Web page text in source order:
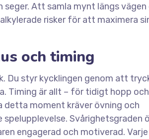
Att samla mynt längs vägen
risker för att maximera
och timing
Du styr kycklingen genom att
Timing är allt – för tidigt hopp
detta moment kräver övning och
Svårighetsgraden
engagerad och motiverad.